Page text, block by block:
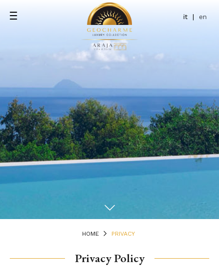
it | en
Deluxe
Executive
Junior Suite
Junior Suite Garden
Ristorante Jitan
HOME PRIVACY
Privacy Policy